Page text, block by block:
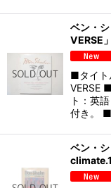
ベン・
VERSE」
■タイト
VERSE
ト：英
付き。
ベン・